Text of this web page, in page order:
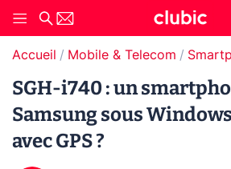
Accueil Mobile & Telecom
SGH-i740 : un
Samsung sous
avec GPS ?